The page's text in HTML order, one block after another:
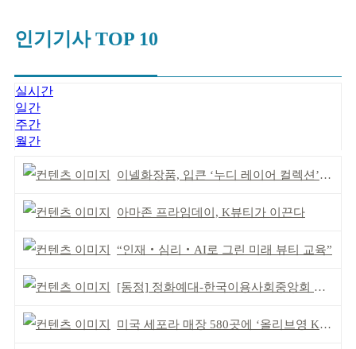
인기기사 TOP 10
실시간
일간
주간
월간
이넬화장품, 입큰 ‘누디 레이어 컬렉션’ 출시
아마존 프라임데이, K뷰티가 이끈다
“인재‧심리‧AI로 그린 미래 뷰티 교육”
[동정] 정화예대-한국이용사회중앙회 업무협약
미국 세포라 매장 580곳에 ‘올리브영 K뷰티에딧’ 론칭